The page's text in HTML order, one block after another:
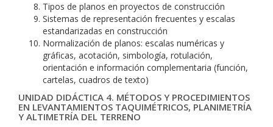
Tipos de planos en proyectos de construcción
Sistemas de representación frecuentes y escalas
estandarizadas en construcción
Normalización de planos: escalas numéricas y
gráficas, acotación, simbología, rotulación,
orientación e información complementaria (función,
cartelas, cuadros de texto)
UNIDAD DIDÁCTICA 4. MÉTODOS Y PROCEDIMIENTOS
EN LEVANTAMIENTOS TAQUIMÉTRICOS, PLANIMETRÍA
Y ALTIMETRÍA DEL TERRENO